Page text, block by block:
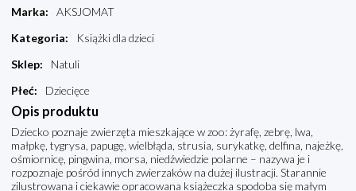
Marka:
AKSJOMAT
Kategoria:
Książki dla dzieci
Sklep:
Natuli
Płeć: Dziecięce
Opis produktu
Dziecko poznaje zwierzęta mieszkające w zoo: żyrafę, zebrę, lwa,
małpkę, tygrysa, papugę, wielbłąda, strusia, surykatkę, delfina, najeżkę,
ośmiornicę, pingwina, morsa, niedźwiedzie polarne – nazywa je i
rozpoznaje pośród innych zwierzaków na dużej ilustracji. Starannie
zilustrowana i ciekawie opracowana książeczka spodoba się małym